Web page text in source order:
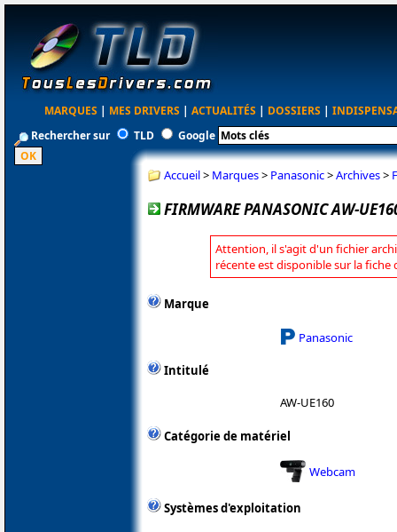
MARQUES | MES DRIVERS | ACTUALITÉS | DOSSIERS |
Rechercher sur
TLD Google
Accueil> Marques> Panasonic>Archives>
FIRMWARE PANASONIC AW-
Attention, il s'agit d'un fichier
récente est disponible sur la fiche
Marque
Panasonic
Intitulé
AW-UE160
Catégorie de matériel
Webcam
Systèmes d'exploitation